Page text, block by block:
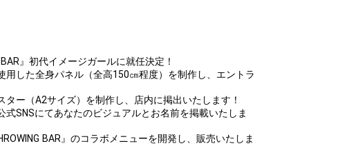
』初代イメージガールに就任決定！
した全身パネル（全高150㎝程度）を制作し、エントラ
ー（A2サイズ）を制作し、店内に掲出いたします！
SNSにてあなたのビジュアルとお名前を掲載いたしま
BAR』のコラボメニューを開発し、販売いたしま